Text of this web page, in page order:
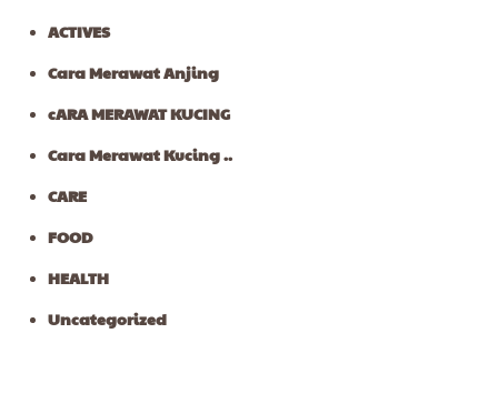
ACTIVES
Cara Merawat Anjing
cARA MERAWAT KUCING
Cara Merawat Kucing ..
CARE
FOOD
HEALTH
Uncategorized